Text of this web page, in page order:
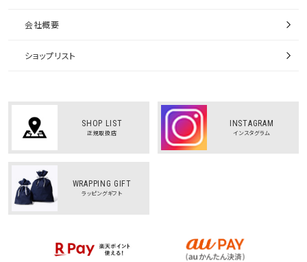
会社概要
ショップリスト
SHOP LIST
正規取扱店
INSTAGRAM
インスタグラム
WRAPPING GIFT
ラッピングギフト